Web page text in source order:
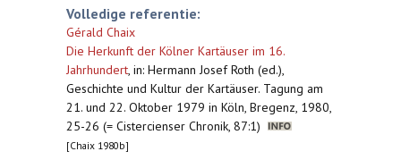
Volledige referentie:
Gérald Chaix
Die Herkunft der Kölner Kartäuser im 16.
Jahrhundert, in: Hermann Josef Roth (ed.),
Geschichte und Kultur der Kartäuser. Tagung am
21. und 22. Oktober 1979 in Köln, Bregenz, 1980,
25-26 (= Cistercienser Chronik, 87:1)
[Chaix 1980b]